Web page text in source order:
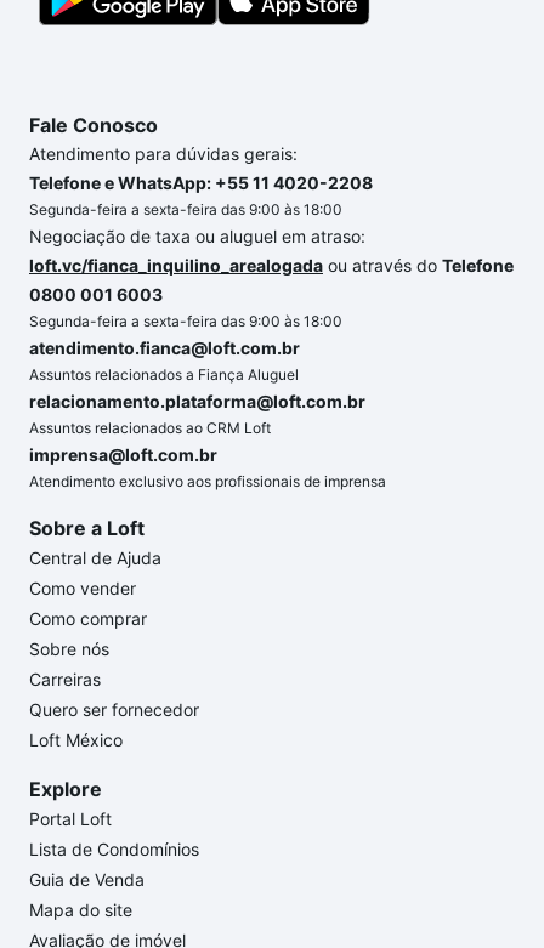
conte com a gente para comprar o imóvel dos seus
Fale Conosco
Atendimento para dúvidas gerais:
Telefone e WhatsApp: +55 11 4020-2208
Segunda-feira a sexta-feira das 9:00 às 18:00
Negociação de taxa ou aluguel em atraso:
loft.vc/fianca_inquilino_arealogada ou através do Telefone
0800 001 6003
Segunda-feira a sexta-feira das 9:00 às 18:00
atendimento.fianca@loft.com.br
Assuntos relacionados a Fiança Aluguel
relacionamento.plataforma@loft.com.br
Assuntos relacionados ao CRM Loft
imprensa@loft.com.br
Atendimento exclusivo aos profissionais de imprensa
Sobre a Loft
Central de Ajuda
Como vender
Como comprar
Sobre nós
Carreiras
Quero ser fornecedor
Loft México
Explore
Portal Loft
Lista de Condomínios
Guia de Venda
Mapa do site
Avaliação de imóvel